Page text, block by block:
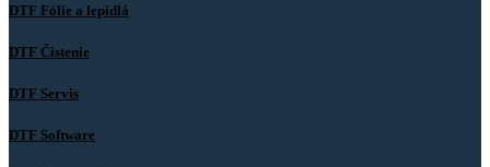
DTF Fólie a lepidlá
DTF Čistenie
DTF Servis
DTF Software